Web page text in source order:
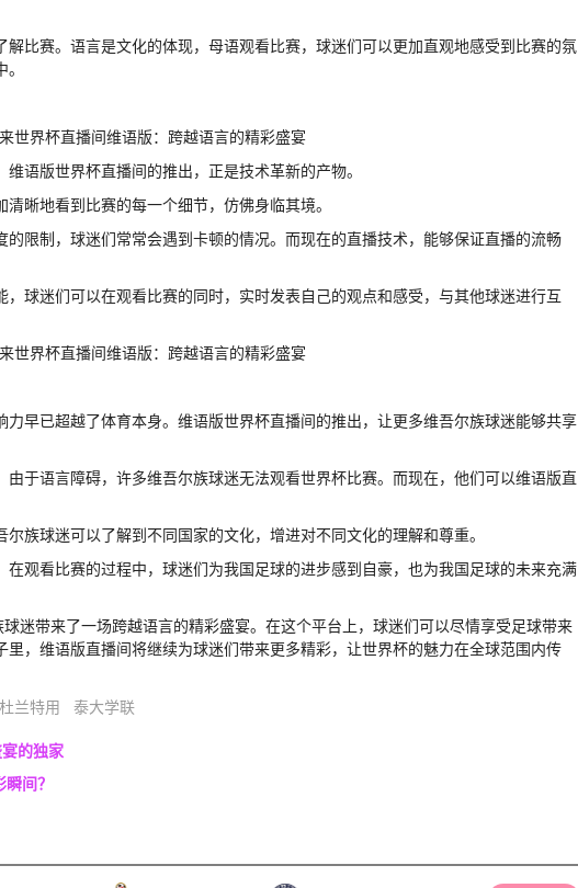
比赛。语言是文化的体现，母语观看比赛，球迷们可以更加直观地感受到比赛的氛
语版世界杯直播间的推出，正是技术革新的产物。
晰地看到比赛的每一个细节，仿佛身临其境。
限制，球迷们常常会遇到卡顿的情况。而现在的直播技术，能够保证直播的流畅
球迷们可以在观看比赛的同时，实时发表自己的观点和感受，与其他球迷进行互
早已超越了体育本身。维语版世界杯直播间的推出，让更多维吾尔族球迷能够共享
于语言障碍，许多维吾尔族球迷无法观看世界杯比赛。而现在，他们可以维语版直
族球迷可以了解到不同国家的文化，增进对不同文化的理解和尊重。
观看比赛的过程中，球迷们为我国足球的进步感到自豪，也为我国足球的未来充满
迷带来了一场跨越语言的精彩盛宴。在这个平台上，球迷们可以尽情享受足球带来
，维语版直播间将继续为球迷们带来更多精彩，让世界杯的魅力在全球范围内传
杜兰特用 泰大学联
的独家
间？